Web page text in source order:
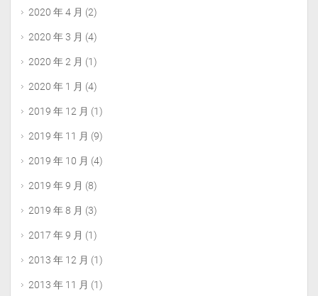
2020 年 4 月 (2)
2020 年 3 月 (4)
2020 年 2 月 (1)
2020 年 1 月 (4)
2019 年 12 月 (1)
2019 年 11 月 (9)
2019 年 10 月 (4)
2019 年 9 月 (8)
2019 年 8 月 (3)
2017 年 9 月 (1)
2013 年 12 月 (1)
2013 年 11 月 (1)